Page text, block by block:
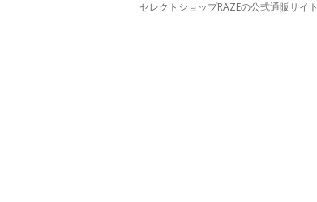
セレクトショップRAZEの公式通販サイト